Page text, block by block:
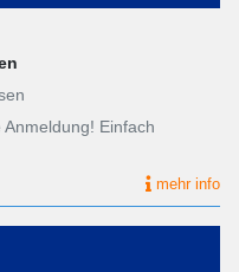
Einfach
mehr info